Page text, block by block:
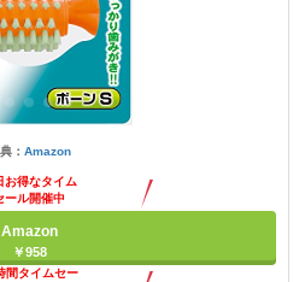
： Amazon
お得なタイム
ール開催中
Amazon
￥958
間タイムセー